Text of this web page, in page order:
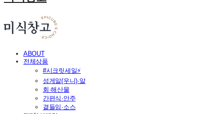
ABOUT
전체상품
#시크릿세일⚡
성게알(우니)·알
회·해산물
간편식·안주
곁들임·소스